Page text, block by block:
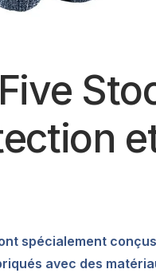
spécialement
avec des